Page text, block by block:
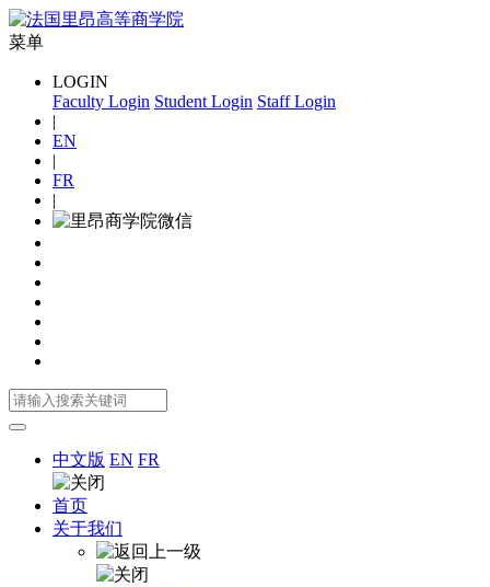
菜单
LOGIN
Faculty Login Student Login Staff Login
|
EN
|
FR
|
中文版 EN FR
首页
关于我们